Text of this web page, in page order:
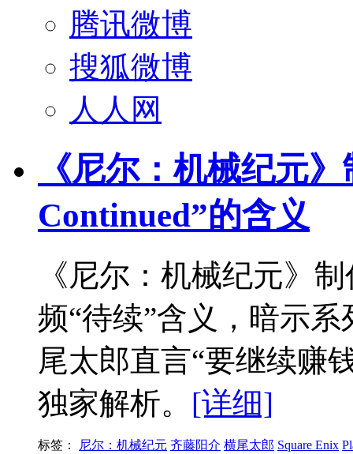
腾讯微博
搜狐微博
人人网
《尼尔：机械纪元
Continued”的含义
《尼尔：机械纪元》
频“待续”含义，暗示
尾太郎直言“要继续赚
独家解析。 [详细]
标签： 尼尔：机械纪元 齐藤阳介 横尾太郎 Square Enix